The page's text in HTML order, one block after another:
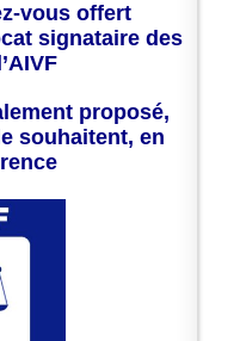
vous offert
signataire des
proposé,
souhaitent, en